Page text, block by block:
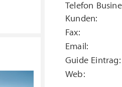
Telefon
Kunden:
Fax:
Email:
Guide Eintrag:
Web: